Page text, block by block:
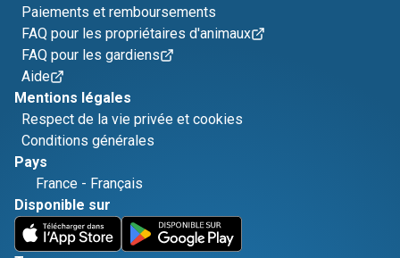
Paiements et remboursements
FAQ pour les propriétaires d'animaux
FAQ pour les gardiens
Aide
Mentions légales
Respect de la vie privée et cookies
Conditions générales
Pays
France - Français
Disponible sur